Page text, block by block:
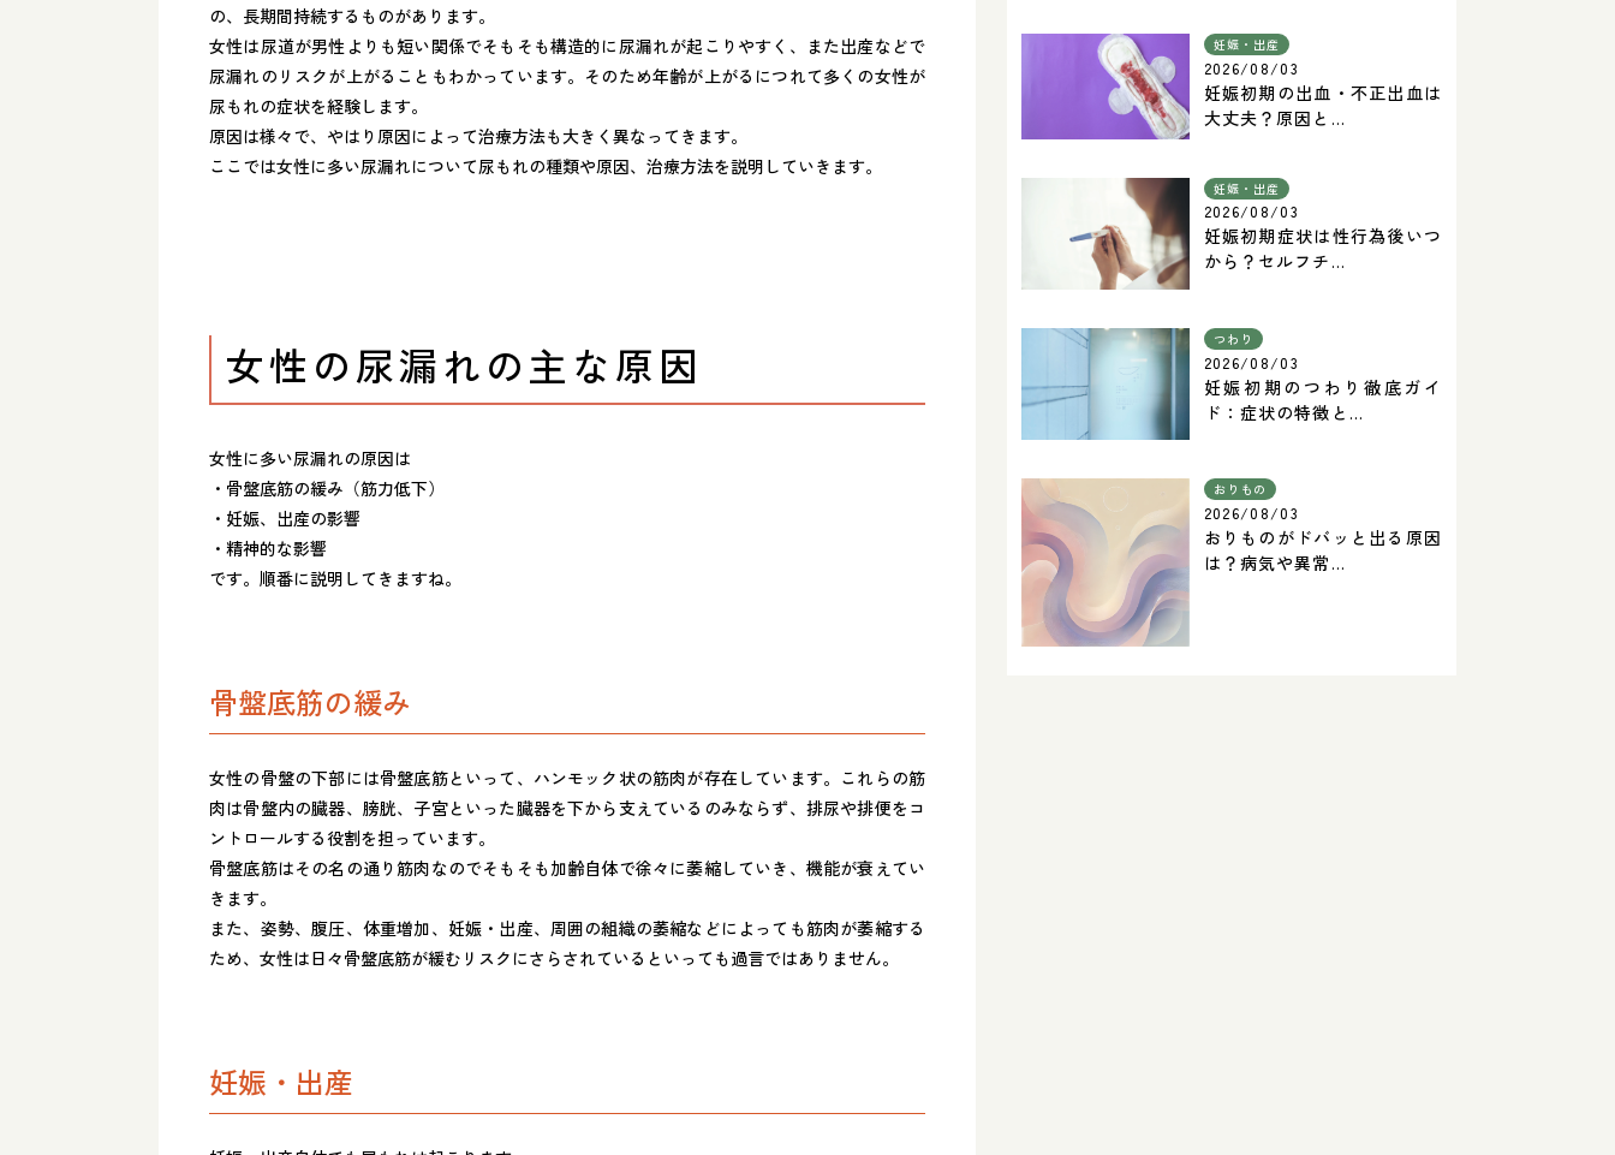
の、長期間持続するものがあります。
女性は尿道が男性よりも短い関係でそもそも構造的に尿漏れが起こりやすく、また出産などで
尿漏れのリスクが上がることもわかっています。そのため年齢が上がるにつれて多くの女性が
尿もれの症状を経験します。
原因は様々で、やはり原因によって治療方法も大きく異なってきます。
ここでは女性に多い尿漏れについて尿もれの種類や原因、治療方法を説明していきます。
女性の尿漏れの主な原因
女性に多い尿漏れの原因は
・骨盤底筋の緩み（筋力低下）
・妊娠、出産の影響
・精神的な影響
です。順番に説明してきますね。
骨盤底筋の緩み
女性の骨盤の下部には骨盤底筋といって、ハンモック状の筋肉が存在しています。これらの筋
肉は骨盤内の臓器、膀胱、子宮といった臓器を下から支えているのみならず、排尿や排便をコ
ントロールする役割を担っています。
骨盤底筋はその名の通り筋肉なのでそもそも加齢自体で徐々に萎縮していき、機能が衰えてい
きます。
また、姿勢、腹圧、体重増加、妊娠・出産、周囲の組織の萎縮などによっても筋肉が萎縮する
ため、女性は日々骨盤底筋が緩むリスクにさらされているといっても過言ではありません。
妊娠・出産
妊娠・出産
2026/08/03
妊娠初期の出血・不正出血は
大丈夫？原因と...
妊娠・出産
2026/08/03
妊娠初期症状は性行為後いつ
から？セルフチ...
つわり
2026/08/03
妊娠初期のつわり徹底ガイ
ド：症状の特徴と...
おりもの
2026/08/03
おりものがドバッと出る原因
は？病気や異常...